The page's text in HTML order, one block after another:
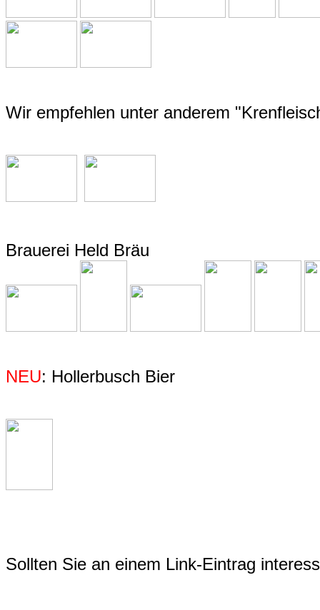
Wir empfehlen unter anderem
Brauerei Held Bräu
NEU: Hollerbusch Bier
Sollten Sie an einem Link-Eintrag